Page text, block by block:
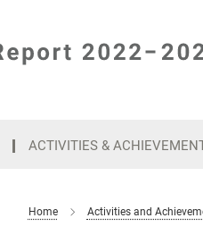
ACTIVITIES &
Home Activities and